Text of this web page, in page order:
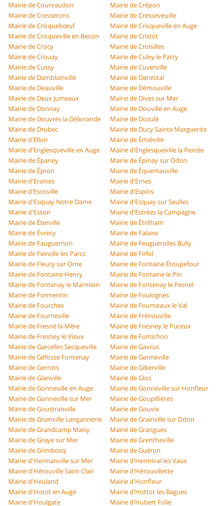
Mairie de Courvaudon
Mairie de Crépon
Mairie de Cresserons
Mairie de Cresseveuille
Mairie de Cricquebœuf
Mairie de Cricqueville en Auge
Mairie de Cricqueville en Bessin
Mairie de Cristot
Mairie de Crocy
Mairie de Croisilles
Mairie de Crouay
Mairie de Culey le Patry
Mairie de Cussy
Mairie de Cuverville
Mairie de Damblainville
Mairie de Danestal
Mairie de Deauville
Mairie de Démouville
Mairie de Deux Jumeaux
Mairie de Dives sur Mer
Mairie de Donnay
Mairie de Douville en Auge
Mairie de Douvres la Délivrande
Mairie de Dozulé
Mairie de Drubec
Mairie de Ducy Sainte Marguerite
Mairie d'Ellon
Mairie de Émiéville
Mairie d'Englesqueville en Auge
Mairie d'Englesqueville la Percée
Mairie de Épaney
Mairie de Épinay sur Odon
Mairie de Épron
Mairie de Équemauville
Mairie d'Eraines
Mairie d'Ernes
Mairie d'Escoville
Mairie d'Espins
Mairie d'Esquay Notre Dame
Mairie d'Esquay sur Seulles
Mairie d'Esson
Mairie d'Estrées la Campagne
Mairie de Éterville
Mairie de Étréham
Mairie de Évrecy
Mairie de Falaise
Mairie de Fauguernon
Mairie de Feuguerolles Bully
Mairie de Fierville les Parcs
Mairie de Firfol
Mairie de Fleury sur Orne
Mairie de Fontaine Étoupefour
Mairie de Fontaine Henry
Mairie de Fontaine le Pin
Mairie de Fontenay le Marmion
Mairie de Fontenay le Pesnel
Mairie de Formentin
Mairie de Foulognes
Mairie de Fourches
Mairie de Fourneaux le Val
Mairie de Fourneville
Mairie de Frénouville
Mairie de Fresné la Mère
Mairie de Fresney le Puceux
Mairie de Fresney le Vieux
Mairie de Fumichon
Mairie de Garcelles Secqueville
Mairie de Gavrus
Mairie de Géfosse Fontenay
Mairie de Genneville
Mairie de Gerrots
Mairie de Giberville
Mairie de Glanville
Mairie de Glos
Mairie de Gonneville en Auge
Mairie de Gonneville sur Honfleur
Mairie de Gonneville sur Mer
Mairie de Goupillières
Mairie de Goustranville
Mairie de Gouvix
Mairie de Grainville Langannerie
Mairie de Grainville sur Odon
Mairie de Grandcamp Maisy
Mairie de Grangues
Mairie de Graye sur Mer
Mairie de Grentheville
Mairie de Grimbosq
Mairie de Guéron
Mairie d'Hermanville sur Mer
Mairie d'Hermival les Vaux
Mairie d'Hérouville Saint Clair
Mairie d'Hérouvillette
Mairie d'Heuland
Mairie d'Honfleur
Mairie d'Hotot en Auge
Mairie d'Hottot les Bagues
Mairie d'Houlgate
Mairie d'Hubert Folie